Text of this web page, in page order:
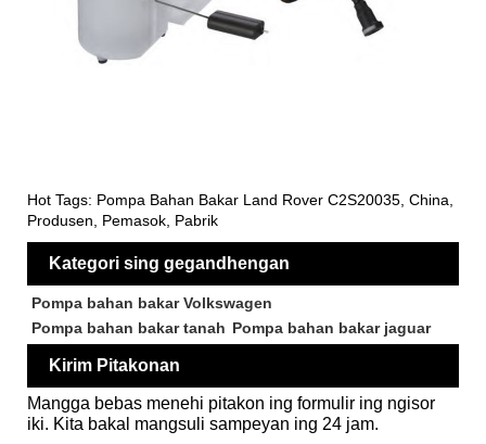
Hot Tags: Pompa Bahan Bakar Land Rover C2S20035, China,
Produsen, Pemasok, Pabrik
Kategori sing gegandhengan
Pompa bahan bakar Volkswagen
Pompa bahan bakar tanah Pompa bahan bakar jaguar
Kirim Pitakonan
Mangga bebas menehi pitakon ing formulir ing ngisor
iki. Kita bakal mangsuli sampeyan ing 24 jam.